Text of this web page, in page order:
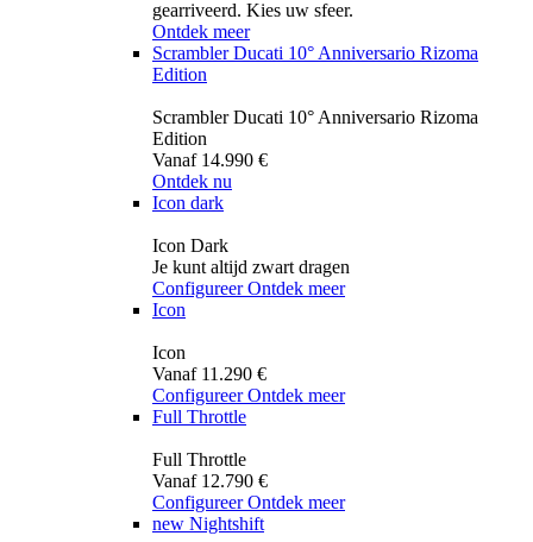
gearriveerd. Kies uw sfeer.
Ontdek meer
Scrambler Ducati 10° Anniversario Rizoma
Edition
Scrambler Ducati 10° Anniversario Rizoma
Edition
Vanaf 14.990 €
Ontdek nu
Icon dark
Icon Dark
Je kunt altijd zwart dragen
Configureer Ontdek meer
Icon
Icon
Vanaf 11.290 €
Configureer Ontdek meer
Full Throttle
Full Throttle
Vanaf 12.790 €
Configureer Ontdek meer
new Nightshift